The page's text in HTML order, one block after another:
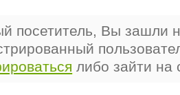
посетитель, Вы зашли
либо зайти на